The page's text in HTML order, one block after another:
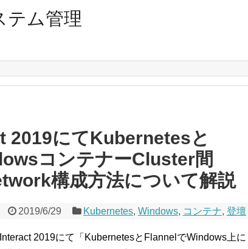
テム管理
2019にてKubernetesと
コンテナーCluster間
構成方法について解説
2019/6/29 Kubernetes, Windows, コンテナ, 登壇
2019にて「KubernetesとFlannelでWindows上に